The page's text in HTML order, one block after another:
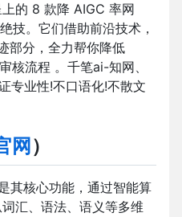
的 8 款降 AIGC 率网
技。它们借助前沿技术，
部分，全力帮你降低
核流程 。千笔ai-知网、
专业性!不口语化!不散文
网 ）
其核心功能，通过智能算
汇、语法、语义等多维